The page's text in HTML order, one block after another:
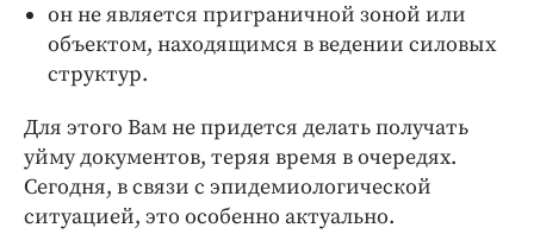
он не является приграничной зоной или
объектом, находящимся в ведении силовых
структур.
Для этого Вам не придется делать получать
уйму документов, теряя время в очередях.
Сегодня, в связи с эпидемиологической
ситуацией, это особенно актуально.